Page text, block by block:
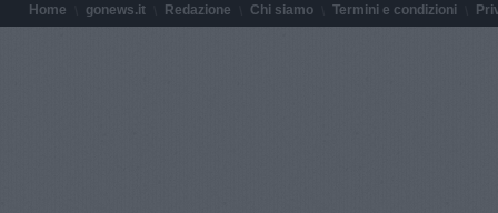
Home gonews.it Redazione Chi siamo Termini e condizioni